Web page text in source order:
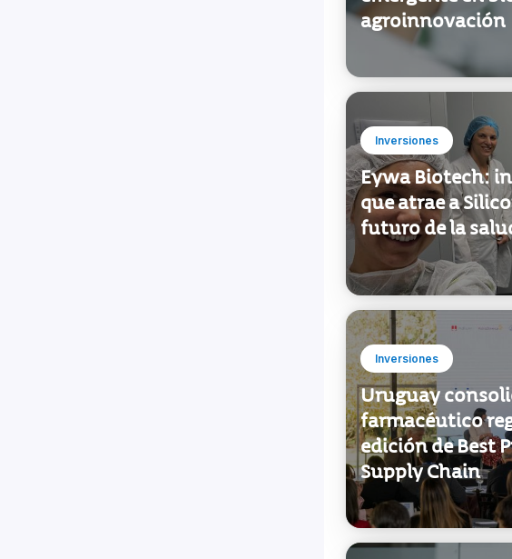
Eywa Biotech:
que atrae a
futuro de la
Inversiones
Uruguay
farmacéutico
edición de Best
Supply Chain